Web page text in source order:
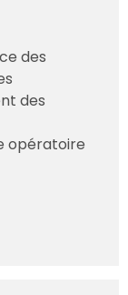
des
des
opératoire